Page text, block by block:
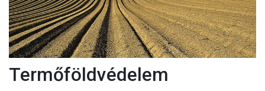
Termőföldvédelem
Erózió-defláció
Belvíz
Talajjavítás
A termésnövelő anyagokról
Talajerő-gazdálkodás
Termőföld védelme törvény
Termésnövelő anyagok
az uniós termésnövelő anyagok forgalmazására
vonatkozó szabályok megállapításáról szóló2019/1009
Európa Parlamenti és Tanácsi rendelet
Talajvédelmi szakértői tevékenység